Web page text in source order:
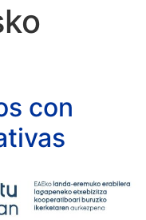
con